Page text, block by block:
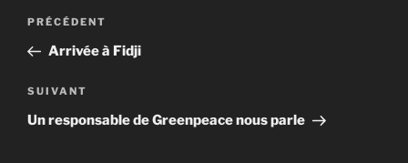
Navigation
l’article
Article
précédent
PRÉCÉDENT
Arrivée à Fidji
Article
suivant
SUIVANT
Un responsable de Greenpeace nous parle